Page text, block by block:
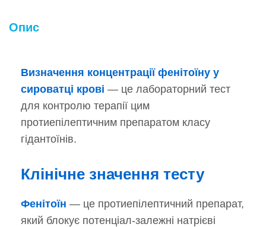
Опис
Визначення концентрації фенітоїну у
сироватці крові — це лабораторний тест
для контролю терапії цим
протиепілептичним препаратом класу
гідантоїнів.
Клінічне значення тесту
Фенітоїн — це протиепілептичний препарат,
який блокує потенціал-залежні натрієві